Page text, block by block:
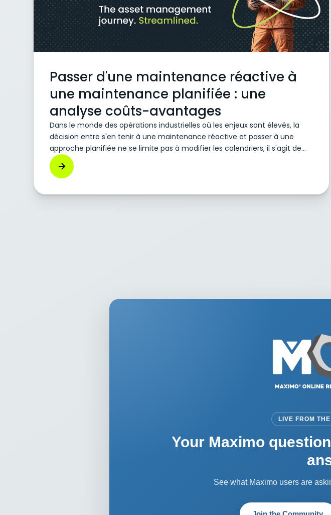
Passer d'une maintenance réactive à
une maintenance planifiée : une
analyse coûts-avantages
Dans le monde des opérations industrielles où les enjeux sont élevés, la
décision entre s'en tenir à une maintenance réactive et passer à une
approche planifiée ne se limite pas à modifier les calendriers, il s'agit de
choisir un avenir. Le choix stratégique entre une maintenance réactive et
une maintenance planifiée peut avoir un impact considérable sur
entreprise. Voyons pourquoi il n'est pas seulement nécessaire d'inverser le
LIVE FROM
Your Maximo
See what Maximo users are